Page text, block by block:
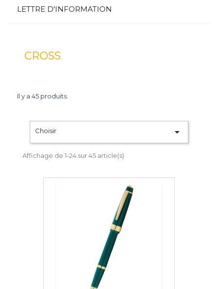
LETTRE D'INFORMATION
CROSS
Il y a 45 produits.
Choisir 
Affichage de 1-24 sur 45 article(s)